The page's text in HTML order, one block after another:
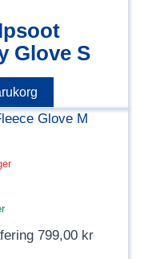
Glove S
799,00 kr